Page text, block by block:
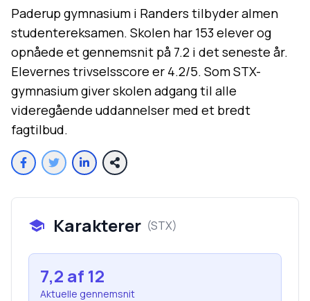
Paderup gymnasium i Randers tilbyder almen
studentereksamen. Skolen har 153 elever og
opnåede et gennemsnit på 7.2 i det seneste år.
Elevernes trivselsscore er 4.2/5. Som STX-
gymnasium giver skolen adgang til alle
videregående uddannelser med et bredt
fagtilbud.
Karakterer (STX)
7,2 af 12
Aktuelle gennemsnit